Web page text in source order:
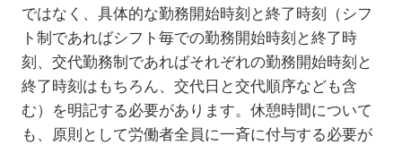
ではなく、具体的な勤務開始時刻と終了時刻（シフ
ト制であればシフト毎での勤務開始時刻と終了時
刻、交代勤務制であればそれぞれの勤務開始時刻と
終了時刻はもちろん、交代日と交代順序なども含
む）を明記する必要があります。休憩時間について
も、原則として労働者全員に一斉に付与する必要が